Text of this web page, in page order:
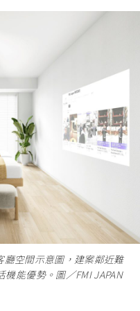
廳空間示意圖，建案鄰近難
能優勢。圖／FMI JAPAN